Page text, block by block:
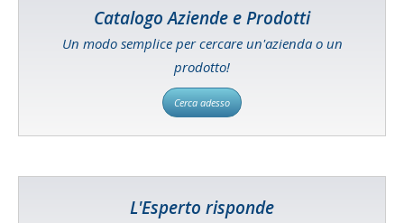
Catalogo Aziende e Prodotti
Un modo semplice per cercare un'azienda o un
prodotto!
Cerca adesso
L'Esperto risponde